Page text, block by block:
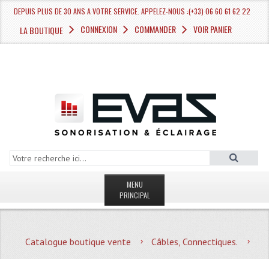
DEPUIS PLUS DE 30 ANS A VOTRE SERVICE. APPELEZ-NOUS :(+33) 06 60 61 62 22
LA BOUTIQUE CONNEXION COMMANDER VOIR PANIER
MENU
PRINCIPAL
MAGASIN
Catalogue boutique vente
Câbles, Connectiques.